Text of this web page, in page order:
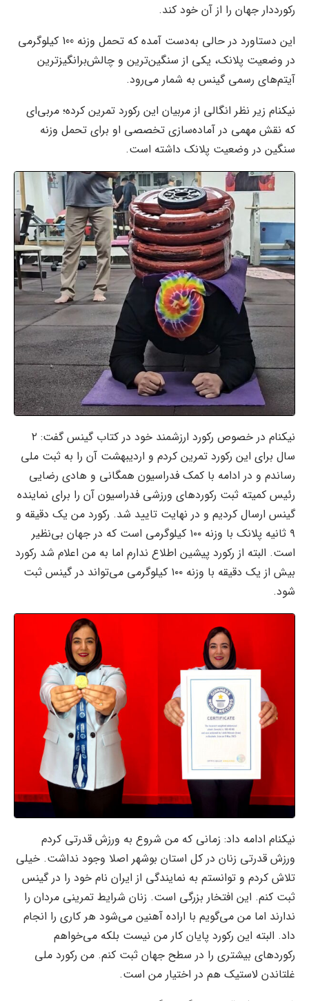
رکورددار جهان را از آن خود کند.
این دستاورد در حالی به‌دست آمده که تحمل وزنه 100 کیلوگرمی
در وضعیت پلانک، یکی از سنگین‌ترین و چالش‌برانگیزترین
آیتم‌های رسمی گینس به شمار می‌رود.
نیکنام زیر نظر انگالی از مربیان این رکورد تمرین کرده؛ مربی‌ای
که نقش مهمی در آماده‌سازی تخصصی او برای تحمل وزنه
سنگین در وضعیت پلانک داشته است.
نیکنام در خصوص رکورد ارزشمند خود در کتاب گینس گفت: ۲
سال برای این رکورد تمرین کردم و اردیبهشت آن را به ثبت ملی
رساندم و در ادامه با کمک فدراسیون همگانی و هادی رضایی
رئیس کمیته ثبت رکوردهای ورزشی فدراسیون آن را برای نماینده
گینس ارسال کردیم و در نهایت تایید شد. رکورد من یک دقیقه و
۹ ثانیه پلانک با وزنه ۱۰۰ کیلوگرمی است که در جهان بی‌نظیر
است. البته از رکورد پیشین اطلاع ندارم اما به من اعلام شد رکورد
بیش از یک دقیقه با وزنه ۱۰۰ کیلوگرمی می‌تواند در گینس ثبت
شود.
نیکنام ادامه داد: زمانی که من شروع به ورزش قدرتی کردم
ورزش قدرتی زنان در کل استان بوشهر اصلا وجود نداشت. خیلی
تلاش کردم و توانستم به نمایندگی از ایران نام خود را در گینس
ثبت کنم. این افتخار بزرگی است. زنان شرایط تمرینی مردان را
ندارند اما من می‌گویم با اراده آهنین می‌شود هر کاری را انجام
داد. البته این رکورد پایان کار من نیست بلکه می‌خواهم
رکوردهای بیشتری را در سطح جهان ثبت کنم. من رکورد ملی
غلتاندن لاستیک هم در اختیار من است.